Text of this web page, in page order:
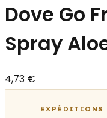
Dove Go
Spray
4,73 €
EXPÉDITIONS